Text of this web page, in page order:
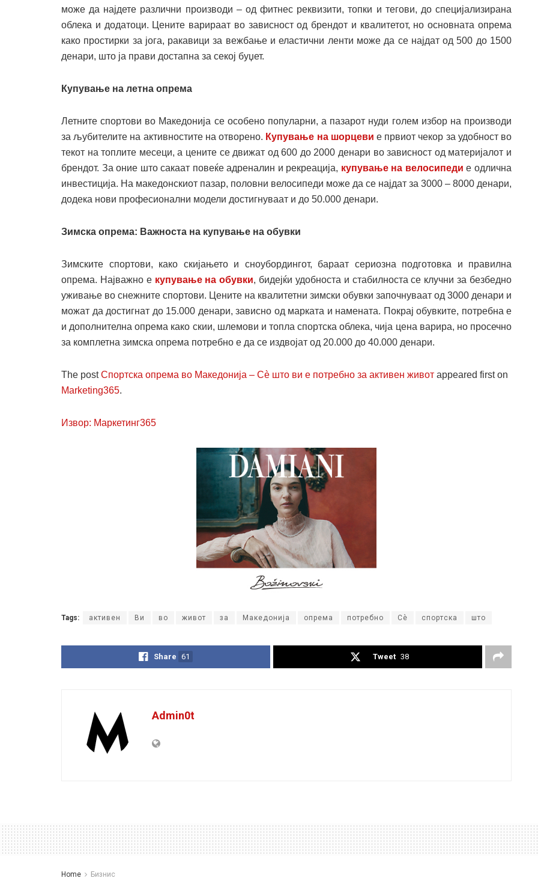
може да најдете различни производи – од фитнес реквизити, топки и тегови, до специјализирана
облека и додатоци. Цените варираат во зависност од брендот и квалитетот, но основната опрема
како простирки за јога, ракавици за вежбање и еластични ленти може да се најдат од 500 до 1500
денари, што ја прави достапна за секој буџет.
Купување на летна опрема
Летните спортови во Македонија се особено популарни, а пазарот нуди голем избор на производи
за љубителите на активностите на отворено. Купување на шорцеви е првиот чекор за удобност во
текот на топлите месеци, а цените се движат од 600 до 2000 денари во зависност од материјалот и
брендот. За оние што сакаат повеќе адреналин и рекреација, купување на велосипеди е одлична
инвестиција. На македонскиот пазар, половни велосипеди може да се најдат за 3000 – 8000 денари,
додека нови професионални модели достигнуваат и до 50.000 денари.
Зимска опрема: Важноста на купување на обувки
Зимските спортови, како скијањето и сноубордингот, бараат сериозна подготовка и правилна
опрема. Најважно е купување на обувки, бидејќи удобноста и стабилноста се клучни за безбедно
уживање во снежните спортови. Цените на квалитетни зимски обувки започнуваат од 3000 денари и
можат да достигнат до 15.000 денари, зависно од марката и намената. Покрај обувките, потребна е
и дополнителна опрема како скии, шлемови и топла спортска облека, чија цена варира, но просечно
за комплетна зимска опрема потребно е да се издвојат од 20.000 до 40.000 денари.
The postСпортска опрема во Македонија – Сè што ви е потребно за активен живот appeared first on
Marketing365.
Извор: Маркетинг365
Tags: активен Ви во живот за Македонија опрема потребно Сè спортска што
Share 61 Tweet 38
Admin0t
Home Бизнис